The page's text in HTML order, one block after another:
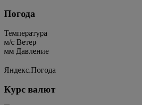
Погода
Температура
м/c Ветер
мм Давление
Яндекс.Погода
Курс валют